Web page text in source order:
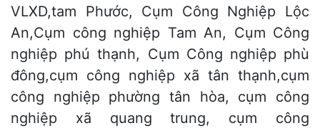
VLXD,tam Phước, Cụm Công Nghiệp Lộc
An,Cụm công nghiệp Tam An, Cụm Công
nghiệp phú thạnh, Cụm Công nghiệp phù
đông,cụm công nghiệp xã tân thạnh,cụm
công nghiệp phường tân hòa, cụm công
nghiệp xã quang trung, cụm công